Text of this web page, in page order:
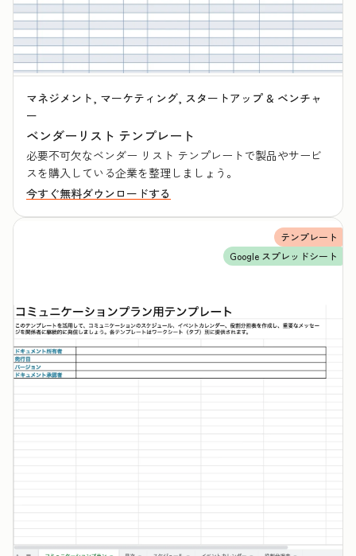
マネジメント, マーケティング, スタートアップ & ベンチャ
ー
ベンダーリスト テンプレート
必要不可欠なベンダー リスト テンプレートで製品やサービ
スを購入している企業を整理しましょう。
今すぐ無料ダウンロードする
テンプレート
Google スプレッドシート